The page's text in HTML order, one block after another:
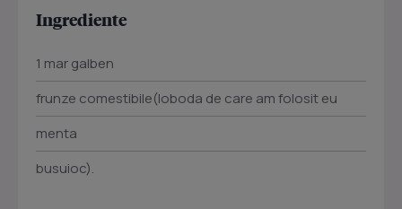
Ingrediente
1 mar galben
frunze comestibile(loboda de care am folosit eu
menta
busuioc).